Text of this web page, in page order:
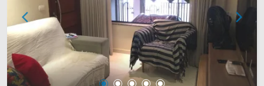
de estacionamento. Localizado próximo à Av.
Santa Bárbara, Av. Norte-Sul Ver. Antônio Carlos
de Souza, Av. Industrial Com. Emílio Romi e Rod.
Luiz de Queiroz. Esta região conta com Atacadão,
Tivoli Shopping, Villa Multimall, Senai, cervejaria
Sancta, Hospital Dr. Afonso Ramos, restaurantes